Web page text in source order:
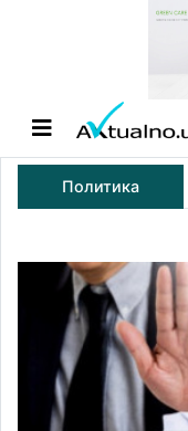
Политика